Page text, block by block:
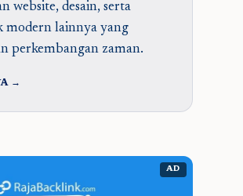
website, desain, serta
modern lainnya yang
perkembangan zaman.
→
AD